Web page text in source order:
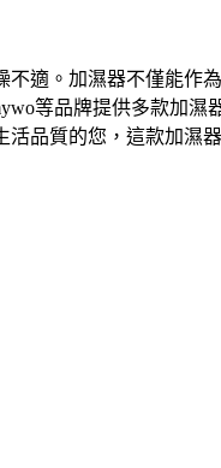
適。加濕器不僅能作
等品牌提供多款加
品質的您，這款加濕